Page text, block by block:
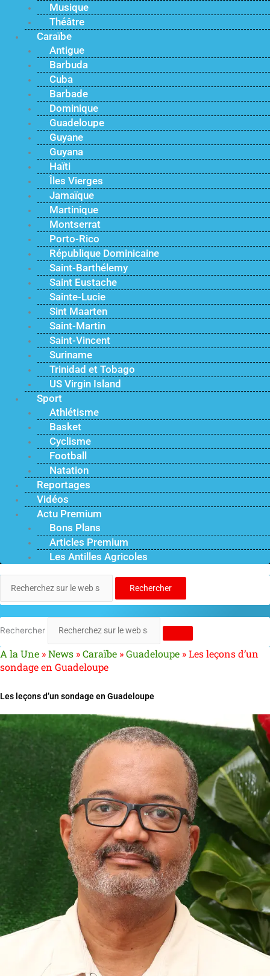
Musique
Théâtre
Caraïbe
Antigue
Barbuda
Cuba
Barbade
Dominique
Guadeloupe
Guyane
Guyana
Haïti
Îles Vierges
Jamaïque
Martinique
Montserrat
Porto-Rico
République Dominicaine
Saint-Barthélemy
Saint Eustache
Sainte-Lucie
Sint Maarten
Saint-Martin
Saint-Vincent
Suriname
Trinidad et Tobago
US Virgin Island
Sport
Athlétisme
Basket
Cyclisme
Football
Natation
Reportages
Vidéos
Actu Premium
Bons Plans
Articles Premium
Les Antilles Agricoles
Rechercher
Rechercher
A la Une »News »Caraïbe »Guadeloupe »Les leçons d’un
sondage en Guadeloupe
Les leçons d’un sondage en Guadeloupe